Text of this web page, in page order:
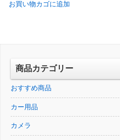
価
し
の
で
お買い物カゴに追加
商品カテゴリー
おすすめ商品
カー用品
カメラ